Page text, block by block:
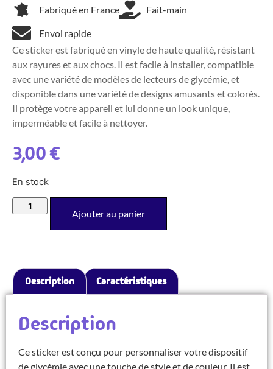
Fabriqué en France Fait-main
Envoi rapide
Ce sticker est fabriqué en vinyle de haute qualité, résistant
aux rayures et aux chocs. Il est facile à installer, compatible
avec une variété de modèles de lecteurs de glycémie, et
disponible dans une variété de designs amusants et colorés.
Il protège votre appareil et lui donne un look unique,
imperméable et facile à nettoyer.
3,00€
En stock
Ajouter au panier
Description Caractéristiques
Description
Ce sticker est conçu pour personnaliser votre dispositif
de glycémie avec une touche de style et de couleur. Il est